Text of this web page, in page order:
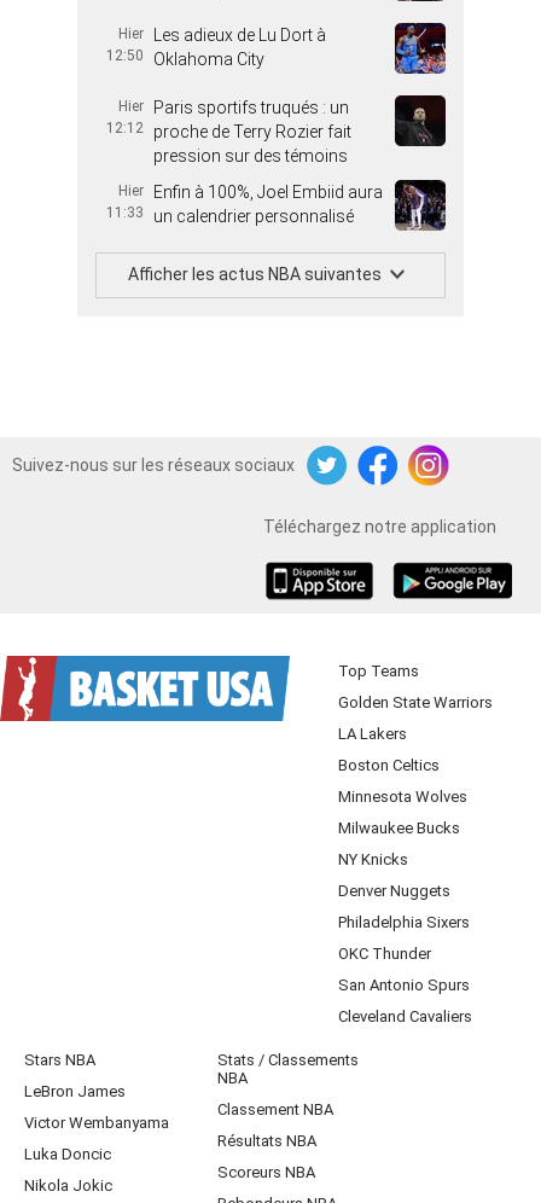
Hier
12:50
Les adieux de Lu Dort à
Oklahoma City
Hier
12:12
Paris sportifs truqués : un
proche de Terry Rozier fait
pression sur des témoins
Hier
11:33
Enfin à 100%, Joel Embiid aura
un calendrier personnalisé
Afficher les actus NBA suivantes
Suivez-nous sur les réseaux sociaux
TwitterFacebookInstagram
Téléchargez notre application
Top Teams
Golden State Warriors
LA Lakers
Boston Celtics
Minnesota Wolves
Milwaukee Bucks
NY Knicks
Denver Nuggets
Philadelphia Sixers
OKC Thunder
San Antonio Spurs
Cleveland Cavaliers
Stars NBA
LeBron James
Victor Wembanyama
Luka Doncic
Nikola Jokic
Stats / Classements
NBA
Classement NBA
Résultats NBA
Scoreurs NBA